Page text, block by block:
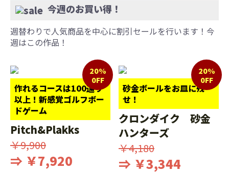
今週のお買い得！
週替わりで人気商品を中心に割引セールを行います！今
週はこの作品！
作れるコースは100通り
以上！新感覚ゴルフボー
ドゲーム
20%
0FF
Pitch&Plakks
￥9,900
⇒ ￥7,920
砂金ボールをお皿に残
せ！
20%
0FF
クロンダイク 砂金
ハンターズ
￥4,180
⇒ ￥3,344